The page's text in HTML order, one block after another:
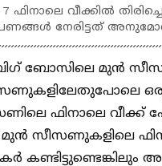
വീക്കിൽ
നേരിട്ടത്
ബിഗ് ബോസിലെ മുന്‍
ഒരു
ഫിനാലെ
സീസണുകളിലെ